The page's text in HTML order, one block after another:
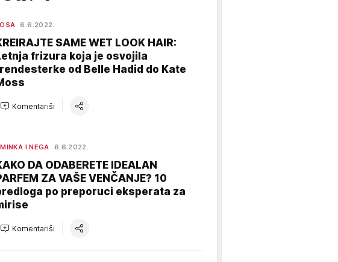
6.6.2022.
SAME WET LOOK HAIR:
frizura koja je osvojila
od Belle Hadid do Kate
Komentariši
I NEGA 6.6.2022.
DA ODABERETE IDEALAN
ZA VAŠE VENČANJE? 10
po preporuci eksperata za
Komentariši